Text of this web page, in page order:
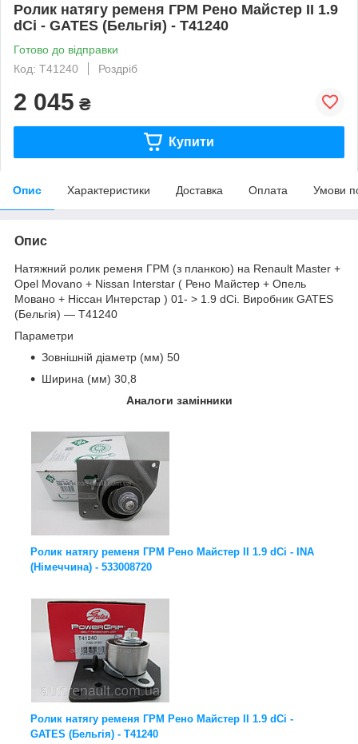
Ролик натягу ременя ГРМ Рено Майстер II 1.9
dCi - GATES (Бельгія) - T41240
Готово до відправки
Код: T41240
Роздріб
2 045 ₴
Купити
Опис Характеристики Доставка Оплата Умови
Опис
Натяжний ролик ременя ГРМ (з планкою) на Renault Master +
Opel Movano + Nissan Interstar ( Рено Майстер + Опель
Мовано + Ніссан Интерстар ) 01- > 1.9 dCi. Виробник GATES
(Бельгія) ― T41240
Параметри
Зовнішній діаметр (мм) 50
Ширина (мм) 30,8
Аналоги замінники
Ролик натягу ременя ГРМ Рено Майстер II 1.9 dCi - INA
(Німеччина) - 533008720
Ролик натягу ременя ГРМ Рено Майстер II 1.9 dCi -
GATES (Бельгія) - T41240